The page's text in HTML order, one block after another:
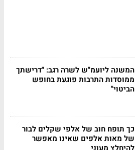
המשנה ליועמ"ש לשרה רגב: "דרישתך
ממוסדות התרבות פוגעת בחופש
הביטוי"
כך תופח חוב של אלפי שקלים לבור
של מאות אלפים שאינו מאפשר